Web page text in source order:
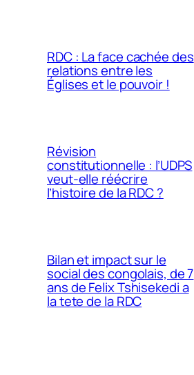
RDC : La face cachée des
relations entre les
Églises et le pouvoir !
Révision
constitutionnelle : l’UDPS
veut-elle réécrire
l’histoire de la RDC ?
Bilan et impact sur le
social des congolais, de 7
ans de Felix Tshisekedi a
la tete de la RDC